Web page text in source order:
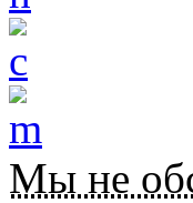
Мы не